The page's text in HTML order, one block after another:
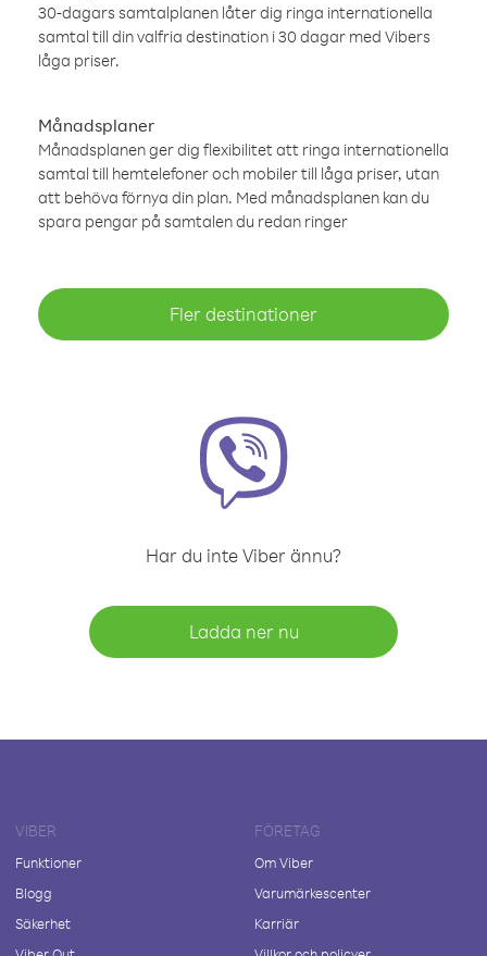
30-dagars samtalplanen låter dig ringa internationella
samtal till din valfria destination i 30 dagar med Vibers
låga priser.
Månadsplaner
Månadsplanen ger dig flexibilitet att ringa internationella
samtal till hemtelefoner och mobiler till låga priser, utan
att behöva förnya din plan. Med månadsplanen kan du
spara pengar på samtalen du redan ringer
Fler destinationer
Har du inte Viber ännu?
Ladda ner nu
VIBER
Funktioner
Blogg
Säkerhet
FÖRETAG
Om Viber
Varumärkescenter
Karriär